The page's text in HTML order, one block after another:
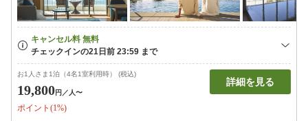
お1人さま1泊（4名1室利用時） (税込)
19,800円 ／人〜
ポイント(1%)
詳細を見る